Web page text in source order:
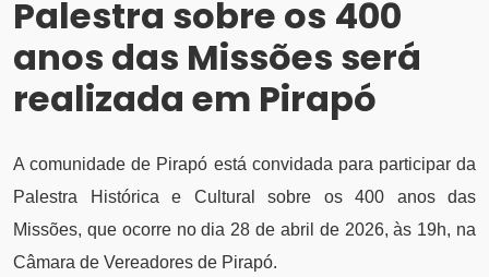
Palestra sobre os 400
anos das Missões será
realizada em Pirapó
A comunidade de Pirapó está convidada para participar da
Palestra Histórica e Cultural sobre os 400 anos das
Missões, que ocorre no dia 28 de abril de 2026, às 19h, na
Câmara de Vereadores de Pirapó.